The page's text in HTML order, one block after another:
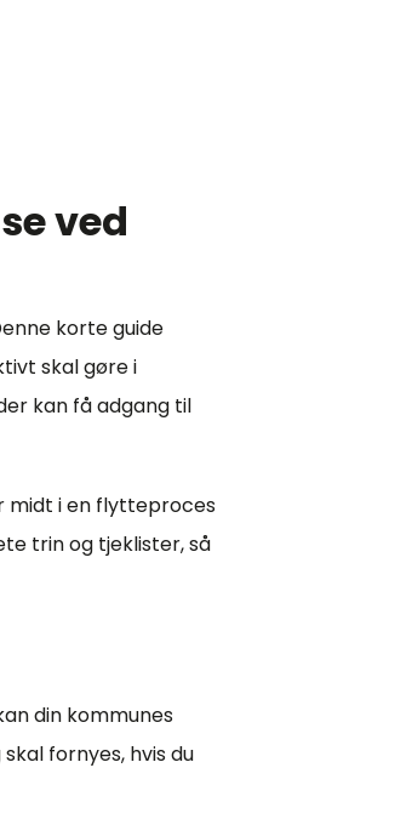
ved
korte guide
skal gøre i
kan få adgang til
midt i en flytteproces
trin og tjeklister, så
din kommunes
fornyes, hvis du